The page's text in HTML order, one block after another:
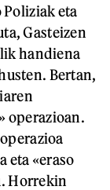
eta
Gasteizen
handiena
Bertan,
operazioan.
eta «eraso
Horrekin